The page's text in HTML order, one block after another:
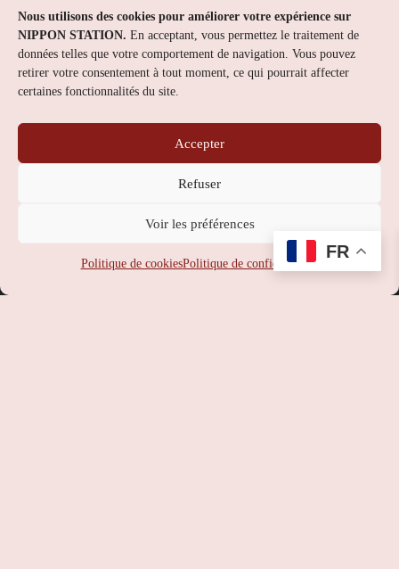
Nous utilisons des cookies pour améliorer votre expérience sur
NIPPON STATION. En acceptant, vous permettez le traitement de
données telles que votre comportement de navigation. Vous pouvez
retirer votre consentement à tout moment, ce qui pourrait affecter
certaines fonctionnalités du site.
Accepter
Refuser
Voir les préférences
Politique de cookiesPolitique de confidentialité
Nippon Station
À propos
Contact
service-client@nipponstation.fr
FR